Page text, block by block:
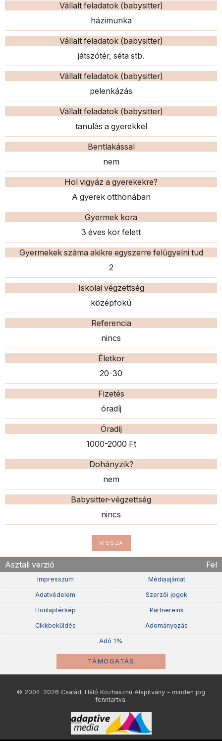
Vállalt feladatok (babysitter)
házimunka
Vállalt feladatok (babysitter)
játszótér, séta stb.
Vállalt feladatok (babysitter)
pelenkázás
Vállalt feladatok (babysitter)
tanulás a gyerekkel
Bentlakással
nem
Hol vigyáz a gyerekekre?
A gyerek otthonában
Gyermek kora
3 éves kor felett
Gyermekek száma akikre egyszerre felügyelni tud
2
Iskolai végzettség
középfokú
Referencia
nincs
Életkor
20-30
Fizetés
óradíj
Óradíj
1000-2000 Ft
Dohányzik?
nem
Babysitter-végzettség
nincs
VISSZA
Asztali verzió Fel
Impresszum Médiaajánlat
Adatvédelem Szerzõi jogok
Honlaptérkép Partnereink
Cikkbeküldés Adományozás
Adó 1%
TÁMOGATÁS
© 2004-2026 Családi Háló Közhasznú Alapítvány - minden jog
fenntartva.